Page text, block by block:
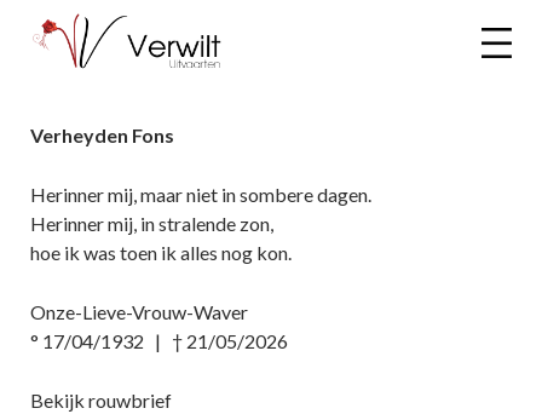
Verheyden Fons
Herinner mij, maar niet in sombere dagen.
Herinner mij, in stralende zon,
hoe ik was toen ik alles nog kon.
Onze-Lieve-Vrouw-Waver
° 17/04/1932 | † 21/05/2026
Bekijk rouwbrief